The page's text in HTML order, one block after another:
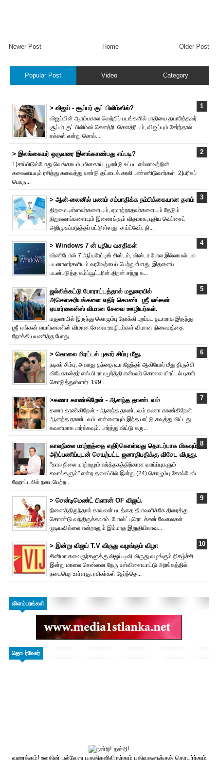
Newer Post Older Post
Home
Popular Post Video Category
> விஜய் - சூப்பர் குட் பிலிம்ஸில்?
விஜய்யின் ஆரம்பகால வெற்றிப் படங்களில் பாதியை தயா‌ரித்தவர்
சூப்பர் குட் பிலிம்ஸ் சௌத்‌ரி. சௌத்‌ரியும், விஜய்யும் சேர்ந்தால்
சக்சஸ் என்று சொல்...
> இலங்கையர் ஒருவரை இனங்காண்பது எப்படி?
1)சாப்பிடும்போது வெங்காயம், மிளகாய், பூண்டு உட்பட எல்லாவற்றின்
சுவையையும் ரசித்து சுவைத்து உண்டு தட்டைக் காலி பண்ணிடுவார்கள். 2)பரிசுப்
பொரு...
> ஆன்-லைனில் பணம் சம்பாதிக்க நம்பிக்கையான தளம்
திறமையுள்ளவர்களையும், ஏமாற்றாதவர்களையும் தேடும்
நிறுவனங்களையும் இணைக்கும் விதமாக, புதிய வெப்சைட்
அறிமுகப்படுத்தப் பட்டுள்ளது. சாப்ட்வேர், நி...
> Windows 7 ன் புதிய வசதிகள்
விண்டோஸ் 7 ஆப்பரேட்டிங் சிஸ்டம், விஸ்டா போல இல்லாமல் பல
பயனாளர்களிடம் வரவேற்பைப் பெற்றுள்ளது. இதனைப்
பயன்படுத்த கம்ப்யூட்டரின் திறன் சற்று க...
ஜல்லிக்கட்டு போராட்டத்தால் மதுரையில்
அசௌகரியங்களை எதிர் கொண்ட ஶ்ரீ லங்கன்
ஏயார்லைன்ஸ் விமான சேவை ஊழியர்கள்.
மதுரையில் இருந்து கொழும்பு நோக்கி புறப்பட தயாராக இருந்து
ஶ்ரீ லங்கன் ஏயார்லைன்ஸ் விமான சேவை ஊழியர்கள் விமான நிலையத்தை
நோக்கி பயணித்த போது...
> கொலை மிரட்டல் புகார் சிம்பு மீது.
நடிகர் சிம்பு, அவரது தந்தை டி.ராஜேந்தர் ஆகியோர் மீது திருச்சி
வியோகஸ்தர் எஸ்.பி.ராமமூர்த்தி என்பவர் கொலை மிரட்டல் புகார்
கொடுத்துள்ளார். 199...
>கணா காண்கிறேன் - ஆனந்த தாண்டவம்
கணா காண்கிறேன் - ஆனந்த தாண்டவம் கணா காண்கிறேன்
ஆனந்த தாண்டவம். என்னையும் இந்த பாட்டு கவுத்து விட்டது
கவனமாக பார்க்கவும். பார்த்து விட்டு கரு...
காலநிலை மாற்றத்தை எதிர்கொள்வது தொடர்பாக மிகவும்
அர்ப்பணிப்புடன் செயற்பட்ட ஜனாதிபதிக்கு விசேட விருது.
"கால நிலை மாற்றமும் வர்த்தகத்திற்கான வாய்ப்புகளும்
சவால்களும்" என்ற தலைப்பில் இன்று (24) கொழும்பு கோல்பேஸ்
ஹோட்டலில் நடைபெற்ற...
> சென்டிமெண்ட் பிளான் OF விஜய்.
நினைத்திருந்தால் காவலன் படத்தை தீபாவளிக்கே திரைக்கு
கொண்டு வந்திருக்கலாம். போஸ்ட்புரொட‌க்சன் வேலைகள்
முடியவில்லை என்றாலும் இம்மாத இறுதியிலாவ...
> இன்று விஜய் T.V விருது வ‌ழங்கு‌ம் விழா
சினிமா கலைஞர்களுக்கு விஜய் டிவி விருது வழங்கும் நிகழ்ச்சி
இன்று மாலை சென்னை நேரு உள்விளையாட்டு அரங்கத்தில்
நடைபெற உள்ளது. ரசிகர்கள் தேர்ந்தெ...
விளம்பரங்கள்
தொடர்வோர்
வணக்கம்! உலகின் பல்வேறு பகுதிகளிலிருந்தும் பதிவுகளுக்குத் தொடர்ந்தும்